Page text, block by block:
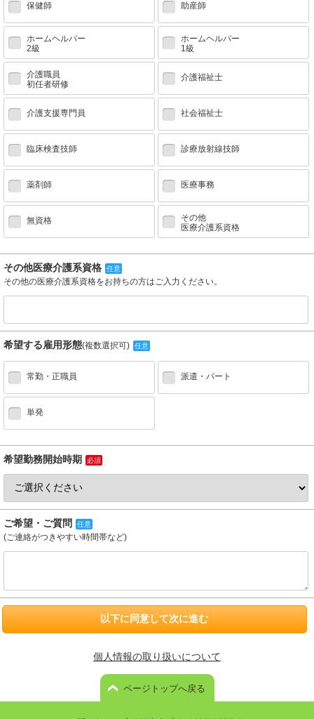
保健師 助産師
ホームヘルパー
2級
ホームヘルパー
1級
介護職員
初任者研修
介護福祉士
介護支援専門員 社会福祉士
臨床検査技師 診療放射線技師
薬剤師 医療事務
無資格
その他
医療介護系資格
その他医療介護系資格 任意
その他の医療介護系資格をお持ちの方はご入力ください。
希望する雇用形態(複数選択可) 任意
常勤・正職員 派遣・パート
単発
希望勤務開始時期 必須
ご希望・ご質問 任意
(ご連絡がつきやすい時間帯など)
以下に同意して次に進む
個人情報の取り扱いについて
ページトップへ戻る